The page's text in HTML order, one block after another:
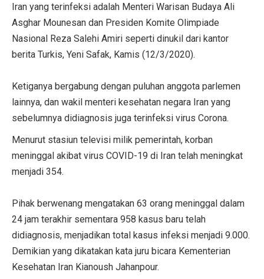
Iran yang terinfeksi adalah Menteri Warisan Budaya Ali
Asghar Mounesan dan Presiden Komite Olimpiade
Nasional Reza Salehi Amiri seperti dinukil dari kantor
berita Turkis, Yeni Safak, Kamis (12/3/2020).
Ketiganya bergabung dengan puluhan anggota parlemen
lainnya, dan wakil menteri kesehatan negara Iran yang
sebelumnya didiagnosis juga terinfeksi virus Corona.
Menurut stasiun televisi milik pemerintah, korban
meninggal akibat virus COVID-19 di Iran telah meningkat
menjadi 354.
Pihak berwenang mengatakan 63 orang meninggal dalam
24 jam terakhir sementara 958 kasus baru telah
didiagnosis, menjadikan total kasus infeksi menjadi 9.000.
Demikian yang dikatakan kata juru bicara Kementerian
Kesehatan Iran Kianoush Jahanpour.